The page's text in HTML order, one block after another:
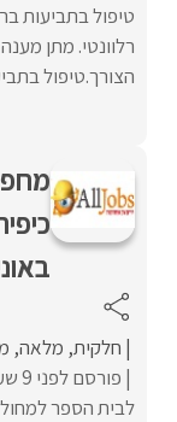
טיפול בתביעות
רלוונטי. מתן
הצורך.טיפול
חלקית מלאה
פורסם לפני 9 שעות
לבית הספר